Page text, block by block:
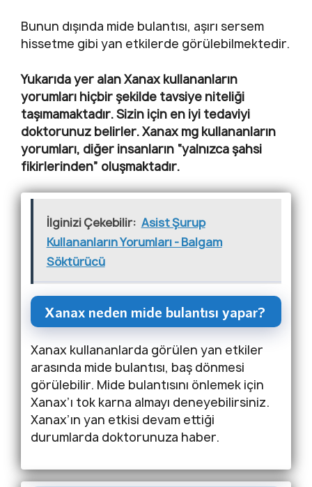
Bunun dışında mide bulantısı, aşırı sersem
hissetme gibi yan etkilerde görülebilmektedir.
Yukarıda yer alan Xanax kullananların
yorumları hiçbir şekilde tavsiye niteliği
taşımamaktadır. Sizin için en iyi tedaviyi
doktorunuz belirler.Xanaxmg kullananların
yorumları, diğer insanların “yalnızca şahsi
fikirlerinden” oluşmaktadır.
İlginizi Çekebilir: Asist Şurup
Kullananların Yorumları - Balgam
Söktürücü
Xanax neden mide bulantısı yapar?
Xanax kullananlarda görülen yan etkiler
arasında mide bulantısı, baş dönmesi
görülebilir. Mide bulantısını önlemek için
Xanax’ı tok karna almayı deneyebilirsiniz.
Xanax’ın yan etkisi devam ettiği
durumlarda doktorunuza haber.